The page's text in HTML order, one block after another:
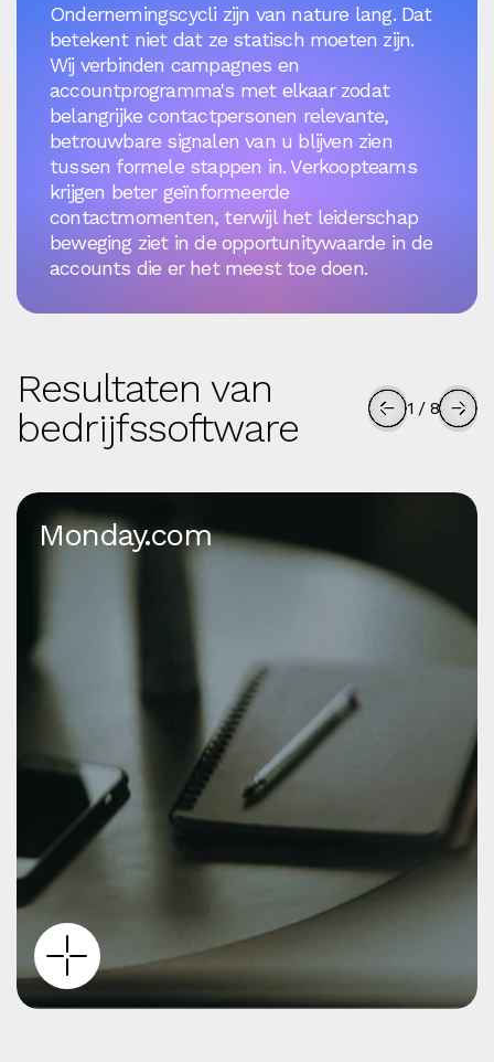
Ondernemingscycli zijn van nature lang. Dat
betekent niet dat ze statisch moeten zijn.
Wij verbinden campagnes en
accountprogramma's met elkaar zodat
belangrijke contactpersonen relevante,
betrouwbare signalen van u blijven zien
tussen formele stappen in. Verkoopteams
krijgen beter geïnformeerde
contactmomenten, terwijl het leiderschap
beweging ziet in de opportunitywaarde in de
accounts die er het meest toe doen.
Resultaten van
bedrijfssoftware
1 / 8
Monday.com